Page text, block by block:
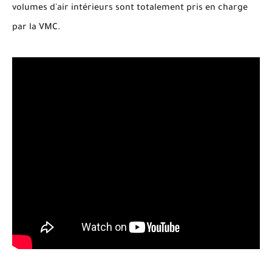
volumes d'air intérieurs sont totalement pris en charge
par la VMC.